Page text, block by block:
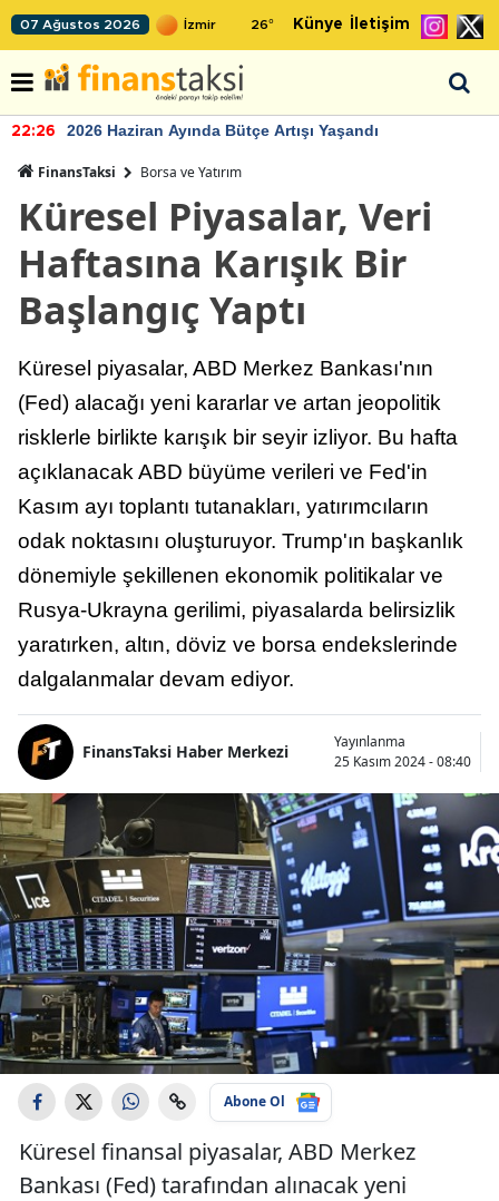
07 Ağustos 2026 26° Künye İletişim
22:26 2026 Haziran Ayında Bütçe Artışı Yaşandı
FinansTaksi Borsa ve Yatırım
Küresel Piyasalar, Veri
Haftasına Karışık Bir
Başlangıç Yaptı
Küresel piyasalar, ABD Merkez Bankası'nın
(Fed) alacağı yeni kararlar ve artan jeopolitik
risklerle birlikte karışık bir seyir izliyor. Bu hafta
açıklanacak ABD büyüme verileri ve Fed'in
Kasım ayı toplantı tutanakları, yatırımcıların
odak noktasını oluşturuyor. Trump'ın başkanlık
dönemiyle şekillenen ekonomik politikalar ve
Rusya-Ukrayna gerilimi, piyasalarda belirsizlik
yaratırken, altın, döviz ve borsa endekslerinde
dalgalanmalar devam ediyor.
FinansTaksi Haber Merkezi
Yayınlanma
25 Kasım 2024 - 08:40
Abone Ol
Küresel finansal piyasalar, ABD Merkez
Bankası (Fed) tarafından alınacak yeni